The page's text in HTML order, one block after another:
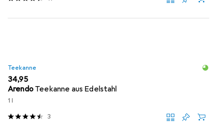
Teekanne
EUR
34,95
Arendo Teekanne aus Edelstahl
1 l
3